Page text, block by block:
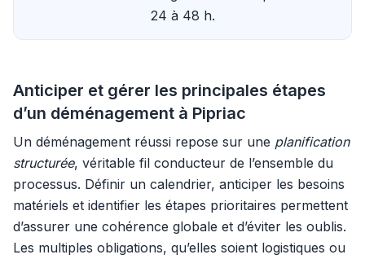
24 à 48 h.
Anticiper et gérer les principales étapes
d’un déménagement à Pipriac
Un déménagement réussi repose sur une planification
structurée, véritable fil conducteur de l’ensemble du
processus. Définir un calendrier, anticiper les besoins
matériels et identifier les étapes prioritaires permettent
d’assurer une cohérence globale et d’éviter les oublis.
Les multiples obligations, qu’elles soient logistiques ou